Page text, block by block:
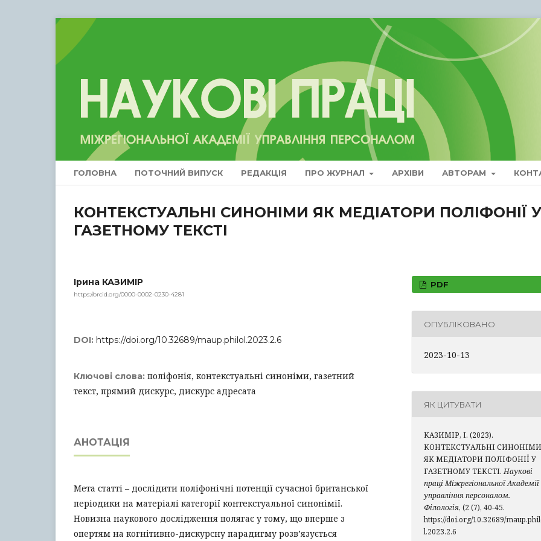
ГОЛОВНА ПОТОЧНИЙ ВИПУСК РЕДАКЦІЯ ПРО ЖУРНАЛ АРХІВИ АВТОРАМ
КОНТЕКСТУАЛЬНІ СИНОНІМИ ЯК МЕДІАТОРИ ПОЛІФОНІЇ У
ГАЗЕТНОМУ ТЕКСТІ
Ірина КАЗИМІР
https://orcid.org/0000-0002-0230-4281
DOI: https://doi.org/10.32689/maup.philol.2023.2.6
Ключові слова: поліфонія, контекстуальні синоніми, газетний
текст, прямий дискурс, дискурс адресата
АНОТАЦІЯ
Мета статті – дослідити поліфонічні потенції сучасної британської
періодики на матеріалі категорії контекстуальної синонімії.
Новизна наукового дослідження полягає у тому, що вперше з
опертям на когнітивно-дискурсну парадигму розв’язується
PDF
ОПУБЛІКОВАНО
2023-10-13
ЯК ЦИТУВАТИ
КАЗИМІР, І. (2023).
КОНТЕКСТУАЛЬНІ СИНОНІМИ
ЯК МЕДІАТОРИ ПОЛІФОНІЇ У
ГАЗЕТНОМУ ТЕКСТІ. Наукові
праці Міжрегіональної Академії
управління персоналом.
Філологія, (2 (7), 40-45.
https://doi.org/10.32689/
l.2023.2.6